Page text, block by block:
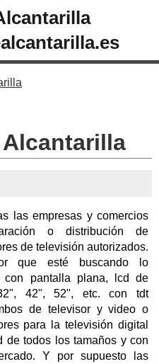
las empresas y comercios
o distribución de
de televisión autorizados.
que esté buscando lo
con pantalla plana, lcd de
42", 52", etc. con tdt
de televisor y video o
para la televisión digital
de todos los tamaños y con
Y por supuesto las